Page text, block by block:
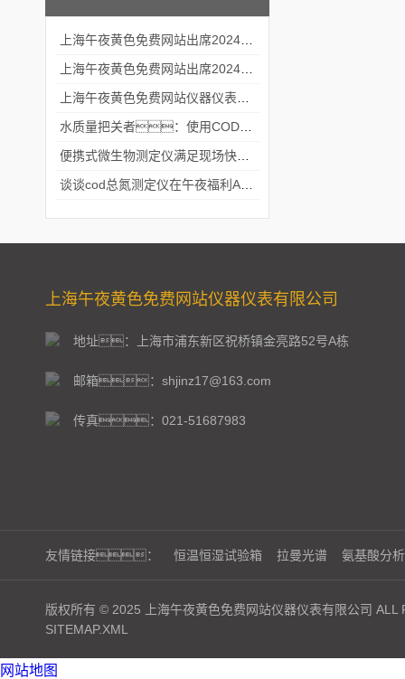
上海午夜黄色免费网站仪器仪表有限公司
地址：上海市浦东新区祝桥镇金亮路52号A栋
邮箱：shjinz17@163.com
传真：021-51687983
友情链接： 恒温恒湿试验箱 拉曼光谱 氨基酸分
版权所有 © 2025 上海午夜黄色免费网站仪器仪表有限公司 ALL
SITEMAP.XML
网站地图